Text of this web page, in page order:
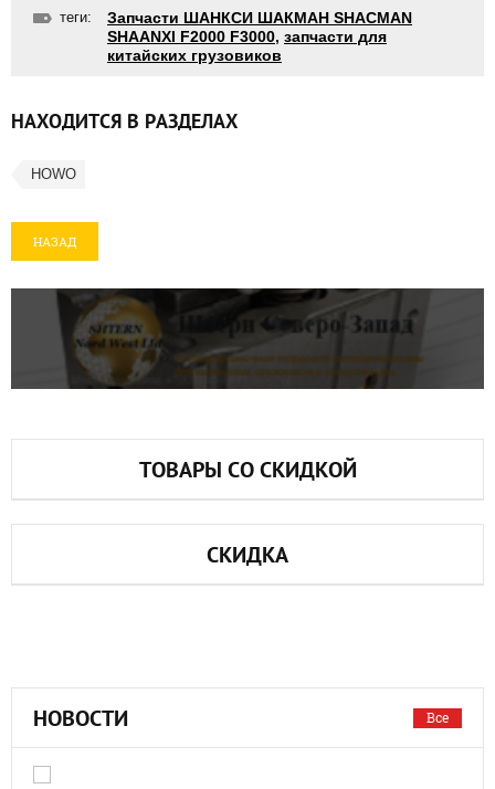
теги:
Запчасти ШАНКСИ ШАКМАН SHACMAN
SHAANXI F2000 F3000, запчасти для
китайских грузовиков
НАХОДИТСЯ В РАЗДЕЛАХ
HOWO
НАЗАД
ТОВАРЫ СО СКИДКОЙ
СКИДКА
НОВОСТИ Все